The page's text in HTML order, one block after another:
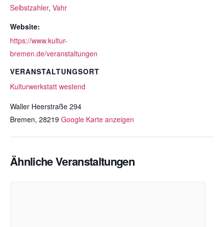
Selbstzahler, Vahr
Website:
https://www.kultur-
bremen.de/veranstaltungen
VERANSTALTUNGSORT
Kulturwerkstatt westend
Waller Heerstraße 294
Bremen, 28219 Google Karte anzeigen
Ähnliche Veranstaltungen